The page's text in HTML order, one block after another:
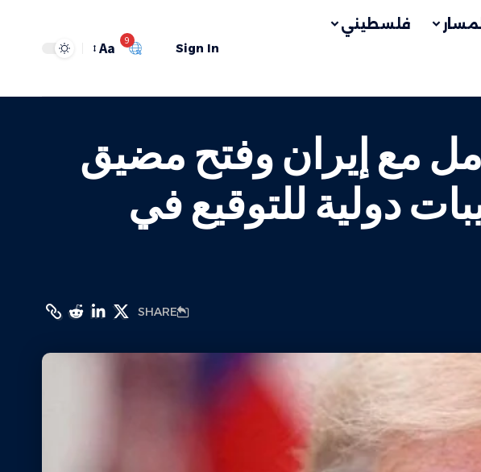
المسار فلسطيني
Sign In
9
Aa
مع إيران وفتح مضيق
دولية للتوقيع في
SHARE